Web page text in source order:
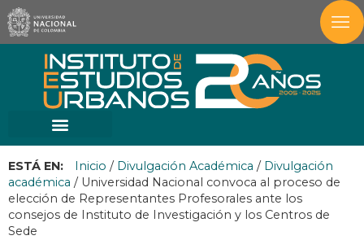
ESTÁ EN: Inicio / Divulgación Académica / Divulgación
académica / Universidad Nacional convoca al proceso de
elección de Representantes Profesorales ante los
consejos de Instituto de Investigación y los Centros de
Sede